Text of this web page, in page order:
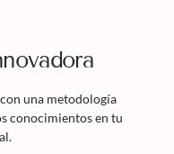
una metodología
conocimientos en tu